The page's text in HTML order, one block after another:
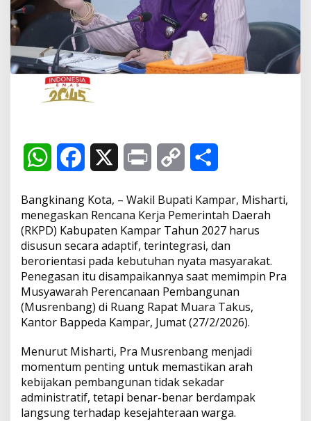
0
a
d
D
k
u
m
e
n
H
i
d
u
p
W
a
t
s
A
p
p
c
e
b
o
o
k
i
n
t
p
y
L
i
n
k
a
r
e
Bangkinang Kota, – Wakil Bupati Kampar, Misharti,
menegaskan Rencana Kerja Pemerintah Daerah
(RKPD) Kabupaten Kampar Tahun 2027 harus
disusun secara adaptif, terintegrasi, dan
berorientasi pada kebutuhan nyata masyarakat.
Penegasan itu disampaikannya saat memimpin Pra
Musyawarah Perencanaan Pembangunan
(Musrenbang) di Ruang Rapat Muara Takus,
Kantor Bappeda Kampar, Jumat (27/2/2026).
Menurut Misharti, Pra Musrenbang menjadi
momentum penting untuk memastikan arah
kebijakan pembangunan tidak sekadar
administratif, tetapi benar-benar berdampak
langsung terhadap kesejahteraan warga.